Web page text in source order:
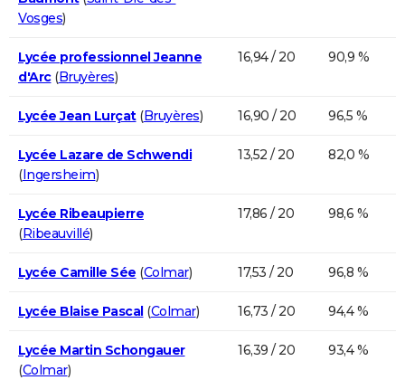
Vosges)
Lycée professionnel Jeanne
d'Arc(Bruyères)
16,94 / 20 90,9 %
Lycée Jean Lurçat(Bruyères) 16,90 / 20 96,5 %
Lycée Lazare de Schwendi
(Ingersheim)
13,52 / 20 82,0 %
Lycée Ribeaupierre
(Ribeauvillé)
17,86 / 20 98,6 %
Lycée Camille Sée (Colmar) 17,53 / 20 96,8 %
Lycée Blaise Pascal(Colmar) 16,73 / 20 94,4 %
Lycée Martin Schongauer
(Colmar)
16,39 / 20 93,4 %